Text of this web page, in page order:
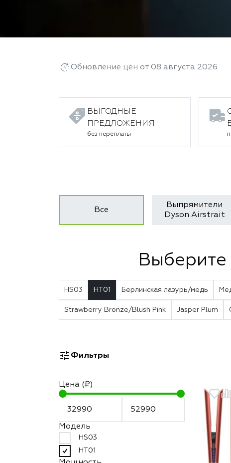
Обновление цен от 08 августа 2026
ВЫГОДНЫЕ
ПРЕДЛОЖЕНИЯ
без переплаты
Все
Выпрямители
Dyson Airstrait
HS03 HT01 Берлинская лазурь/медь
Strawberry Bronze/Blush Pink Jasper Plum
Фильтры
Цена (₽)
Модель
HS03
HT01